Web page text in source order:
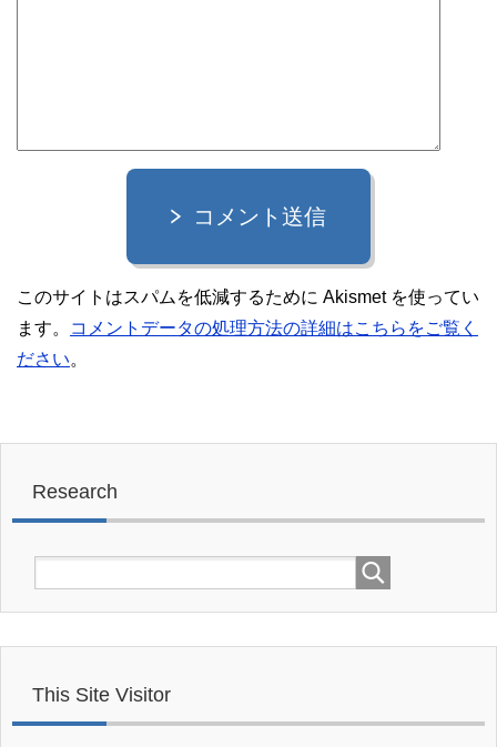
コメント送信
このサイトはスパムを低減するために Akismet を使ってい
ます。
コメントデータの処理方法の詳細はこちらをご覧く
ださい。
Research
This Site Visitor